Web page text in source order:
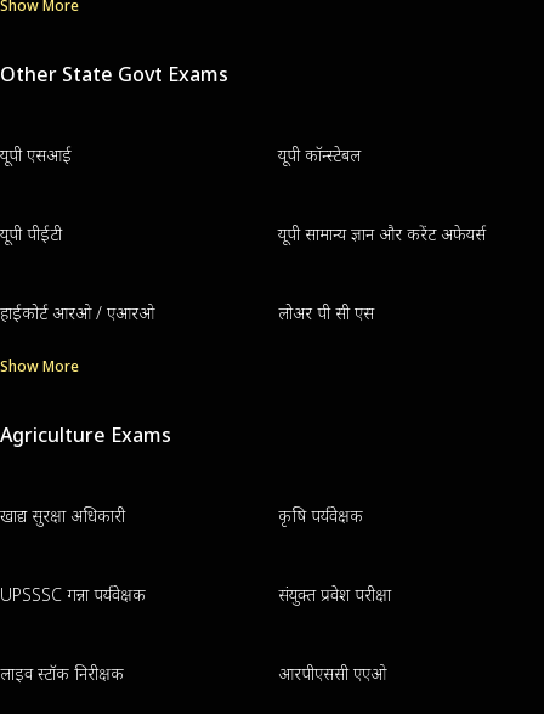
Show More
Other State Govt Exams
यूपी एसआई यूपी कॉन्स्टेबल
यूपी पीईटी यूपी सामान्य ज्ञान और करेंट अफेयर्स
हाईकोर्ट आरओ / एआरओ लोअर पी सी एस
Show More
Agriculture Exams
खाद्य सुरक्षा अधिकारी कृषि पर्यवेक्षक
UPSSSC गन्ना पर्यवेक्षक संयुक्त प्रवेश परीक्षा
लाइव स्टॉक निरीक्षक आरपीएससी एएओ